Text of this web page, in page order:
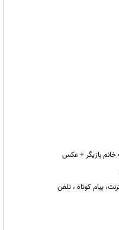
خانم بازیگر + عکس
پیام کوتاه ، تلفن